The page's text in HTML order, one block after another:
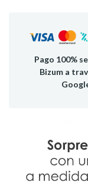
Pago 100%
Bizum a